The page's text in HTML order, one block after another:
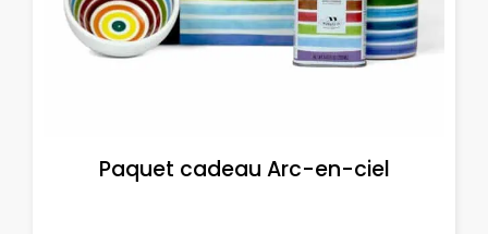
Paquet cadeau Arc-en-ciel